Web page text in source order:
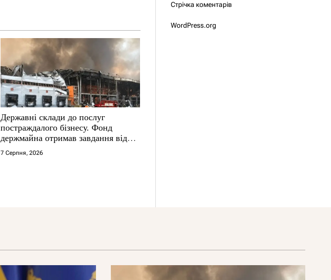
Державні склади до послуг
постраждалого бізнесу. Фонд
держмайна отримав завдання від
прем’єра
7 Серпня, 2026
Стрічка коментарів
WordPress.org